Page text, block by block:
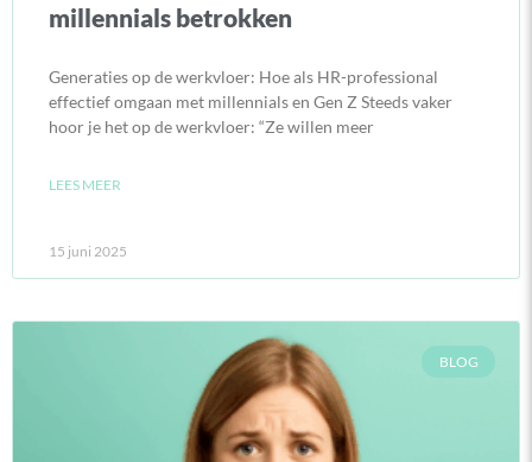
millennials betrokken
Generaties op de werkvloer: Hoe als HR-professional
effectief omgaan met millennials en Gen Z Steeds vaker
hoor je het op de werkvloer: “Ze willen meer
LEES MEER
15 juni 2025
BLOG